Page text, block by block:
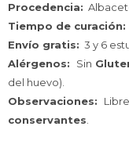
Procedencia:
Tiempo de curación:
Envío gratis: 3 y 6
Alérgenos: Sin
del huevo).
Observaciones:
conservantes